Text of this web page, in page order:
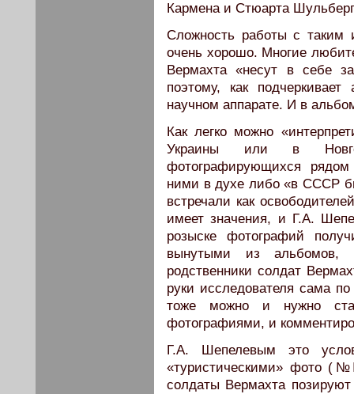
Кармена и Стюарта
Сложность работы с таким
очень хорошо. Многие
Вермахта «несут в себе
поэтому, как
научном аппарате. И в
Как легко можно
Украины или в
фотографирующихся
ними в духе либо «в СССР
встречали как
имеет значения, и Г.А.
розыске фотографий
вынутыми из альбомов,
родственники солдат
руки исследователя сама
тоже можно и нужно
фотографиями, и
Г.А. Шепелевым это
«туристическими» фото
солдаты Вермахта